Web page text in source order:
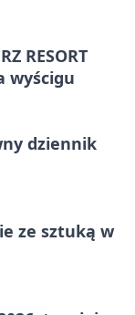
RESORT
wyścigu
dziennik
ze sztuką w